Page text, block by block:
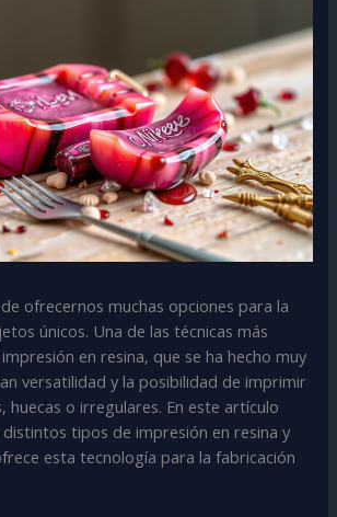
ofrecernos muchas opciones para la
únicos. Una de las técnicas más
en resina, que se ha hecho muy
versatilidad y la posibilidad de imprimir
huecas o irregulares. En este artículo
tipos de impresión en resina y
esta tecnología para la fabricación